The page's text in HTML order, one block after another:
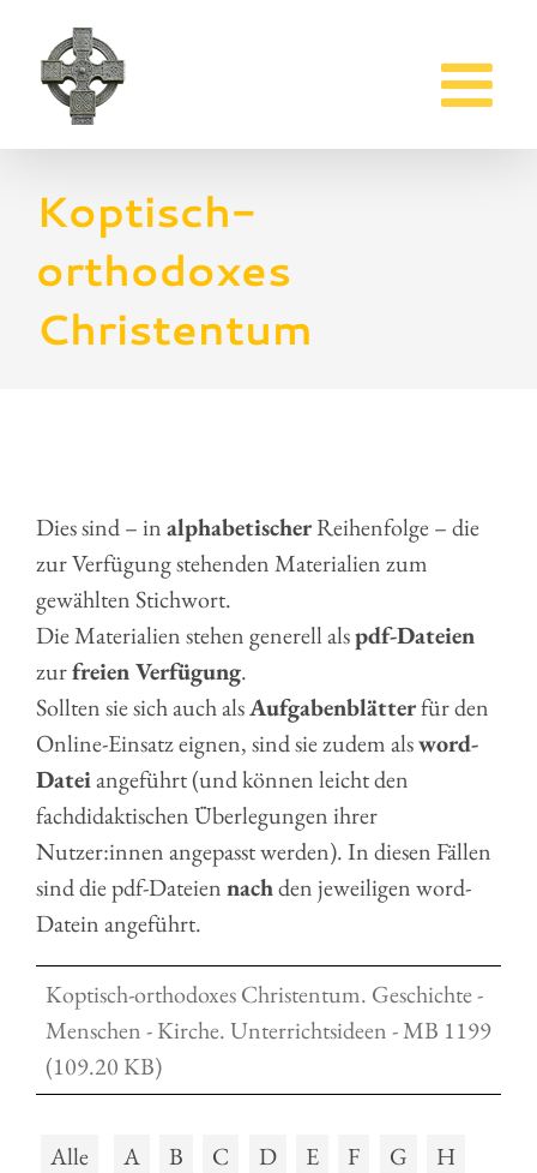
Inhalt
springen
Koptisch-
orthodoxes
Christentum
Dies sind – inalphabetischerReihenfolge – die
zur Verfügung stehenden Materialien zum
gewählten Stichwort.
Die Materialien stehen generell alspdf-Dateien
zurfreien Verfügung.
Sollten sie sich auch alsAufgabenblätterfür den
Online-Einsatz eignen, sind sie zudem alsword-
Dateiangeführt (und können leicht den
fachdidaktischen Überlegungen ihrer
Nutzer:innen angepasst werden). In diesen Fällen
sind die pdf-Dateiennachden jeweiligen word-
Datein angeführt.
Koptisch-orthodoxes Christentum. Geschichte -
Menschen - Kirche. Unterrichtsideen - MB 1199
(109.20 KB)
Alle A B C D E F G
H